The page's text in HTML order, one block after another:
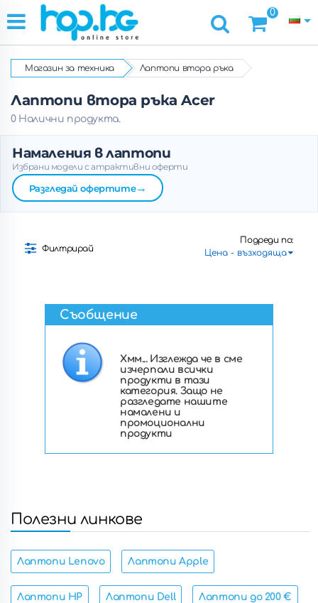
0
Магазин за техника Лаптопи втора ръка
Лаптопи втора ръка Acer
0 Налични продукта.
Намаления в лаптопи
Избрани модели с атрактивни оферти
Разгледай офертите→
Филтрирай
Подреди по:
Съобщение
Хмм... Изглежда че в сме
изчерпали всички
продукти в тази
категория. Защо не
разгледате нашите
намалени и
промоционални
продукти
Полезни линкове
Лаптопи Lenovo Лаптопи Apple
Лаптопи HP Лаптопи Dell Лаптопи до 200 €